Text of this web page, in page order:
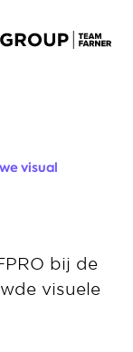
visual
bij de
visuele